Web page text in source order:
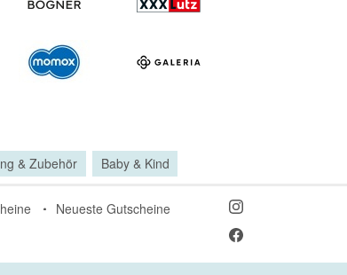
& Zubehör Baby & Kind
Neueste Gutscheine